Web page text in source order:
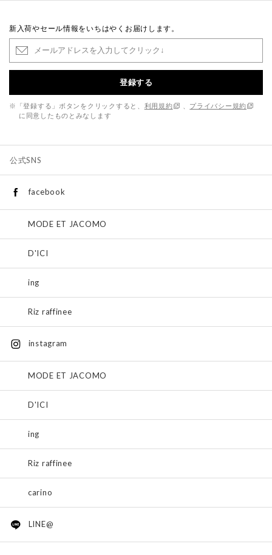
新入荷やセール情報をいちはやくお届けします。
登録する
※「登録する」ボタンをクリックすると、 利用規約
プライバシー規約
に同意したものとみなします
公式SNS
facebook
MODE ET JACOMO
D'ICI
ing
Riz raffinee
instagram
MODE ET JACOMO
D'ICI
ing
Riz raffinee
carino
LINE@